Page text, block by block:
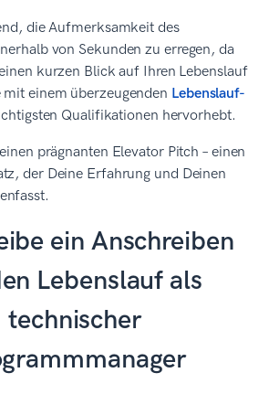
die Aufmerksamkeit des
von Sekunden zu erregen, da
kurzen Blick auf Ihren Lebenslauf
einem überzeugenden Lebenslauf-
Qualifikationen hervorhebt.
prägnanten Elevator Pitch – einen
der Deine Erfahrung und Deinen
ein Anschreiben
Lebenslauf als
technischer